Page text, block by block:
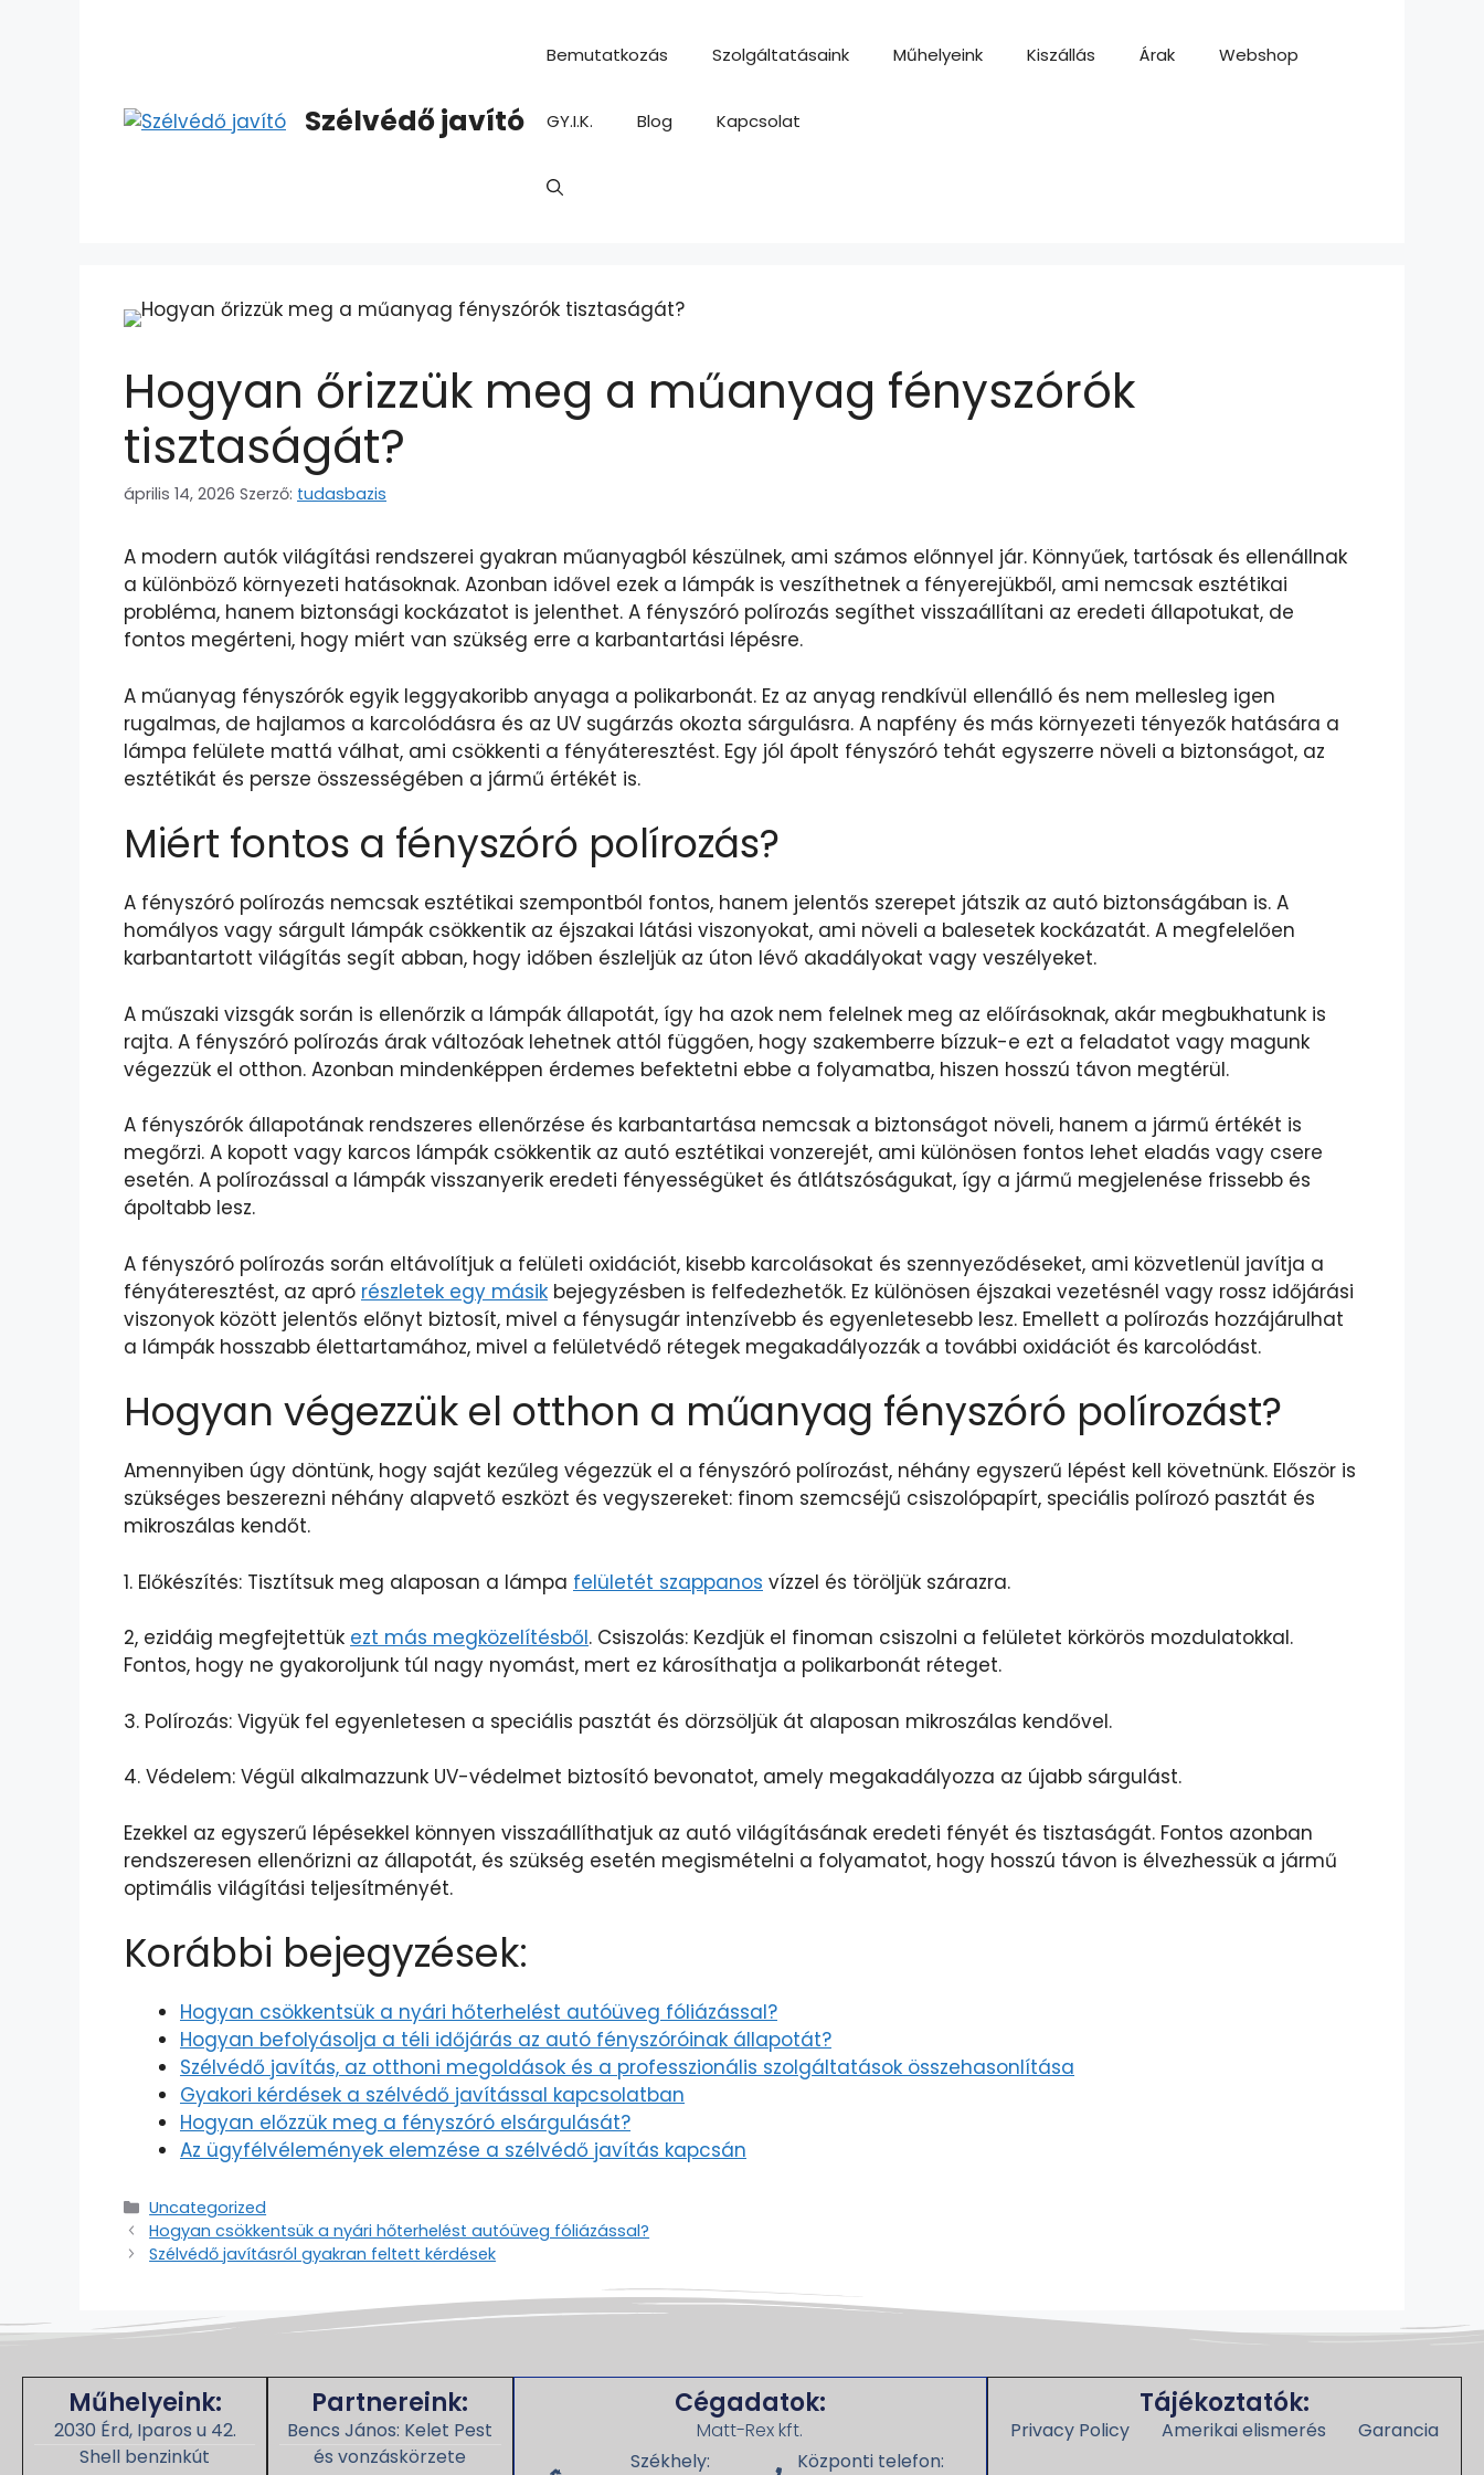
Szélvédő javító
Bemutatkozás Szolgáltatásaink Műhelyeink Kiszállás Árak Webshop
GY.I.K. Blog Kapcsolat
Hogyan őrizzük meg a műanyag fényszórók
tisztaságát?
április 14, 2026 Szerző: tudasbazis
A modern autók világítási rendszerei gyakran műanyagból készülnek, ami számos előnnyel jár. Könnyűek, tartósak és ellenállnak
a különböző környezeti hatásoknak. Azonban idővel ezek a lámpák is veszíthetnek a fényerejükből, ami nemcsak esztétikai
probléma, hanem biztonsági kockázatot is jelenthet. A fényszóró polírozás segíthet visszaállítani az eredeti állapotukat, de
fontos megérteni, hogy miért van szükség erre a karbantartási lépésre.
A műanyag fényszórók egyik leggyakoribb anyaga a polikarbonát. Ez az anyag rendkívül ellenálló és nem mellesleg igen
rugalmas, de hajlamos a karcolódásra és az UV sugárzás okozta sárgulásra. A napfény és más környezeti tényezők hatására a
lámpa felülete mattá válhat, ami csökkenti a fényáteresztést. Egy jól ápolt fényszóró tehát egyszerre növeli a biztonságot, az
esztétikát és persze összességében a jármű értékét is.
Miért fontos a fényszóró polírozás?
A fényszóró polírozás nemcsak esztétikai szempontból fontos, hanem jelentős szerepet játszik az autó biztonságában is. A
homályos vagy sárgult lámpák csökkentik az éjszakai látási viszonyokat, ami növeli a balesetek kockázatát. A megfelelően
karbantartott világítás segít abban, hogy időben észleljük az úton lévő akadályokat vagy veszélyeket.
A műszaki vizsgák során is ellenőrzik a lámpák állapotát, így ha azok nem felelnek meg az előírásoknak, akár megbukhatunk is
rajta. A fényszóró polírozás árak változóak lehetnek attól függően, hogy szakemberre bízzuk-e ezt a feladatot vagy magunk
végezzük el otthon. Azonban mindenképpen érdemes befektetni ebbe a folyamatba, hiszen hosszú távon megtérül.
A fényszórók állapotának rendszeres ellenőrzése és karbantartása nemcsak a biztonságot növeli, hanem a jármű értékét is
megőrzi. A kopott vagy karcos lámpák csökkentik az autó esztétikai vonzerejét, ami különösen fontos lehet eladás vagy csere
esetén. A polírozással a lámpák visszanyerik eredeti fényességüket és átlátszóságukat, így a jármű megjelenése frissebb és
ápoltabb lesz.
A fényszóró polírozás során eltávolítjuk a felületi oxidációt, kisebb karcolásokat és szennyeződéseket, ami közvetlenül javítja a
fényáteresztést, az apró részletek egy másik bejegyzésben is felfedezhetők. Ez különösen éjszakai vezetésnél vagy rossz időjárási
viszonyok között jelentős előnyt biztosít, mivel a fénysugár intenzívebb és egyenletesebb lesz. Emellett a polírozás hozzájárulhat
a lámpák hosszabb élettartamához, mivel a felületvédő rétegek megakadályozzák a további oxidációt és karcolódást.
Hogyan végezzük el otthon a műanyag fényszóró polírozást?
Amennyiben úgy döntünk, hogy saját kezűleg végezzük el a fényszóró polírozást, néhány egyszerű lépést kell követnünk. Először is
szükséges beszerezni néhány alapvető eszközt és vegyszereket: finom szemcséjű csiszolópapírt, speciális polírozó pasztát és
mikroszálas kendőt.
1. Előkészítés: Tisztítsuk meg alaposan a lámpa felületét szappanos vízzel és töröljük szárazra.
2, ezidáig megfejtettük ezt más megközelítésből. Csiszolás: Kezdjük el finoman csiszolni a felületet körkörös mozdulatokkal.
Fontos, hogy ne gyakoroljunk túl nagy nyomást, mert ez károsíthatja a polikarbonát réteget.
3. Polírozás: Vigyük fel egyenletesen a speciális pasztát és dörzsöljük át alaposan mikroszálas kendővel.
4. Védelem: Végül alkalmazzunk UV-védelmet biztosító bevonatot, amely megakadályozza az újabb sárgulást.
Ezekkel az egyszerű lépésekkel könnyen visszaállíthatjuk az autó világításának eredeti fényét és tisztaságát. Fontos azonban
rendszeresen ellenőrizni az állapotát, és szükség esetén megismételni a folyamatot, hogy hosszú távon is élvezhessük a jármű
optimális világítási teljesítményét.
Korábbi bejegyzések:
Hogyan csökkentsük a nyári hőterhelést autóüveg fóliázással?
Hogyan befolyásolja a téli időjárás az autó fényszóróinak állapotát?
Szélvédő javítás, az otthoni megoldások és a professzionális szolgáltatások összehasonlítása
Gyakori kérdések a szélvédő javítással kapcsolatban
Hogyan előzzük meg a fényszóró elsárgulását?
Az ügyfélvélemények elemzése a szélvédő javítás kapcsán
Uncategorized
Hogyan csökkentsük a nyári hőterhelést autóüveg fóliázással?
Szélvédő javításról gyakran feltett kérdések
Műhelyeink:
2030 Érd, Iparos u 42.
Shell benzinkút
Partnereink:
Bencs János: Kelet Pest
és vonzáskörzete
Cégadatok:
Matt-Rex kft.
Székhely:
Központi telefon:
Tájékoztatók:
Privacy Policy Amerikai elismerés Garancia